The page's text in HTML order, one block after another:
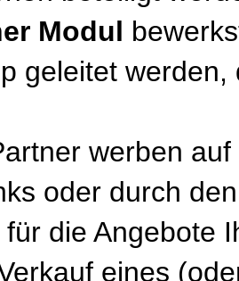
Modul
geleitet
werben
oder durch
die Angebote
eines